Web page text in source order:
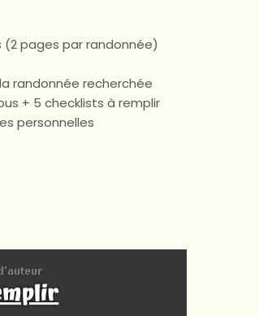
pages par randonnée)
randonnée recherchée
+ 5 checklists à remplir
personnelles